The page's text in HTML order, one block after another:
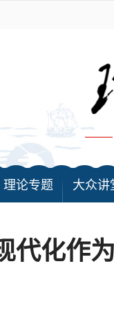
理论专题 大众讲
代化作